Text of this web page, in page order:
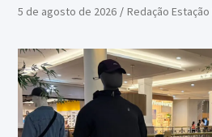
5 de agosto de 2026 Redação